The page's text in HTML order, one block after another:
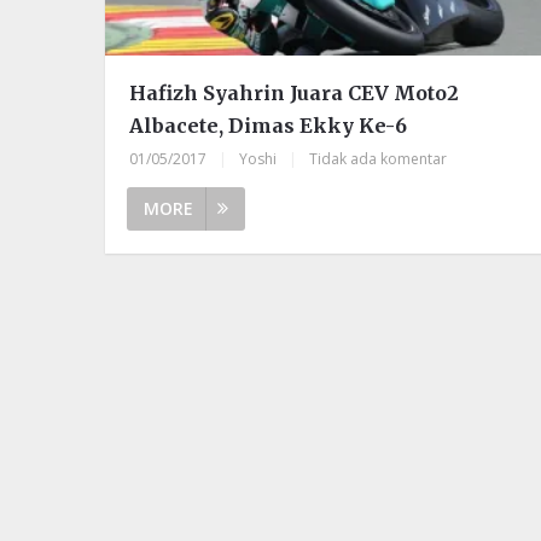
Hafizh Syahrin Juara CEV Moto2
Albacete, Dimas Ekky Ke-6
01/05/2017 Yoshi Tidak ada komentar
MORE